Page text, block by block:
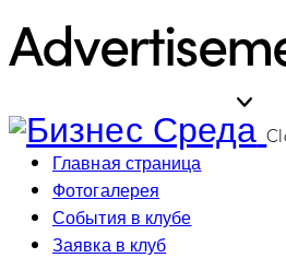
Главная страница
Фотогалерея
События в клубе
Заявка в клуб